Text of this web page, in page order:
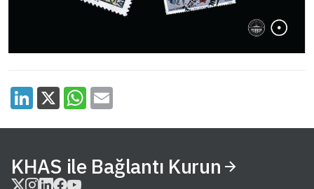
KHAS ile Bağlantı Kurun